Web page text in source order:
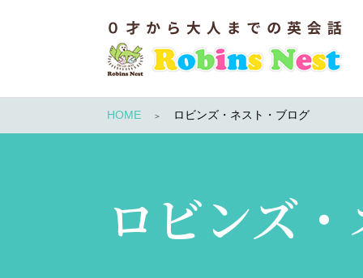
HOME ロビンズ・ネスト・ブログ
ロビンズ